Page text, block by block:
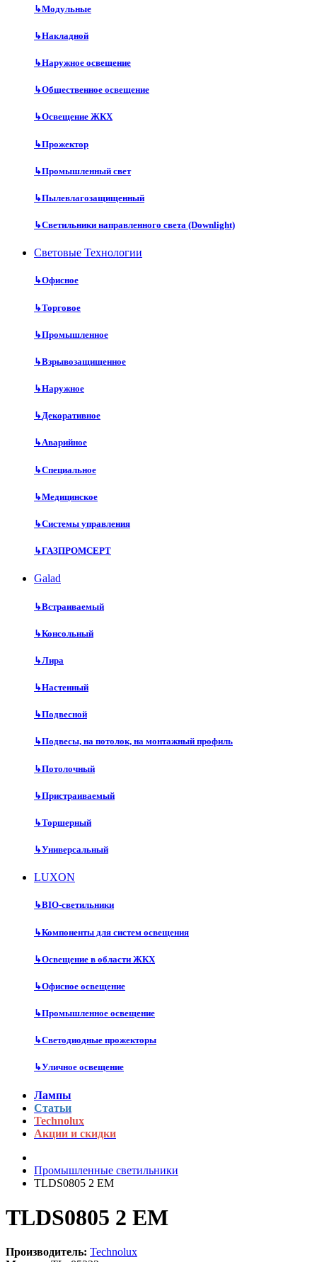
↳Модульные
↳Накладной
↳Наружное освещение
↳Общественное освещение
↳Освещение ЖКХ
↳Прожектор
↳Промышленный свет
↳Пылевлагозащищенный
↳Светильники направленного света (Downlight)
Световые Технологии
↳Офисное
↳Торговое
↳Промышленное
↳Взрывозащищенное
↳Наружное
↳Декоративное
↳Аварийное
↳Специальное
↳Медицинское
↳Системы управления
↳ГАЗПРОМСЕРТ
Galad
↳Встраиваемый
↳Консольный
↳Лира
↳Настенный
↳Подвесной
↳Подвесы, на потолок, на монтажный профиль
↳Потолочный
↳Пристраиваемый
↳Торшерный
↳Универсальный
LUXON
↳BIO-светильники
↳Компоненты для систем освещения
↳Освещение в области ЖКХ
↳Офисное освещение
↳Промышленное освещение
↳Светодиодные прожекторы
↳Уличное освещение
Лампы
Статьи
Technolux
Акции и скидки
Промышленные светильники
TLDS0805 2 EM
TLDS0805 2 EM
Производитель: Technolux